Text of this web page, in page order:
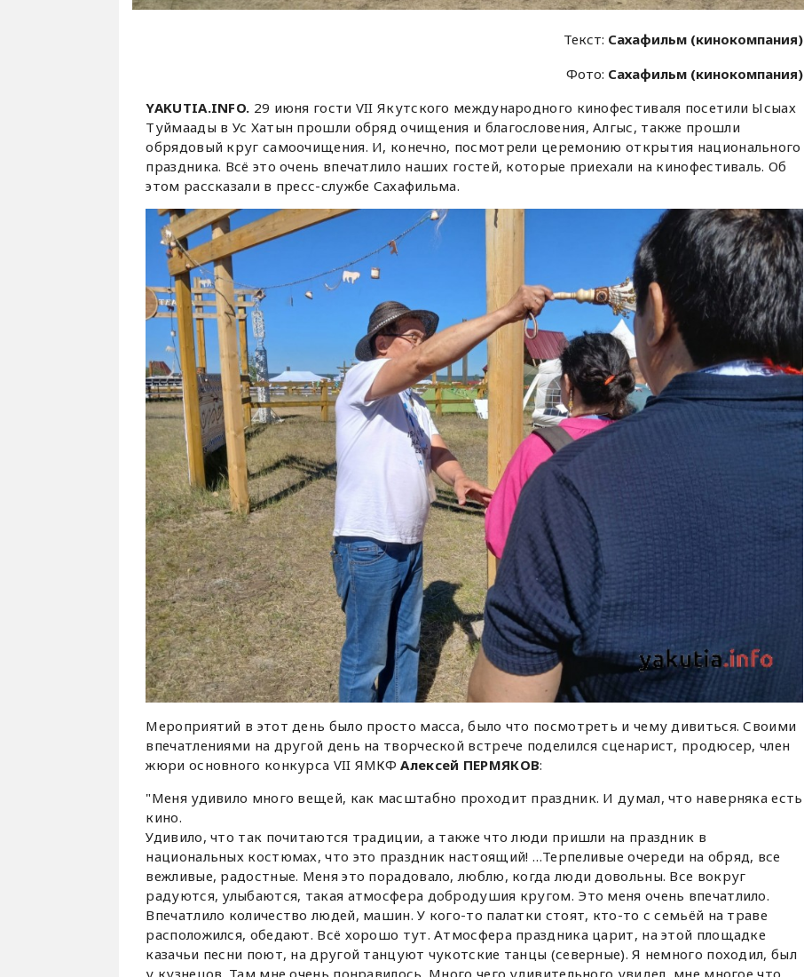
Текст: Сахафильм (кинокомпания)
Фото: Сахафильм (кинокомпания)
YAKUTIA.INFO. 29 июня гости VII Якутского международного кинофестиваля посетили Ысыах
Туймаады в Ус Хатын прошли обряд очищения и благословения, Алгыс, также прошли
обрядовый круг самоочищения. И, конечно, посмотрели церемонию открытия национального
праздника. Всё это очень впечатлило наших гостей, которые приехали на кинофестиваль. Об
этом рассказали в пресс-службе Сахафильма.
Мероприятий в этот день было просто масса, было что посмотреть и чему дивиться. Своими
впечатлениями на другой день на творческой встрече поделился сценарист, продюсер, член
жюри основного конкурса VII ЯМКФАлексей ПЕРМЯКОВ:
"Меня удивило много вещей, как масштабно проходит праздник. И думал, что наверняка есть
кино.
Удивило, что так почитаются традиции, а также что люди пришли на праздник в
национальных костюмах, что это праздник настоящий! …Терпеливые очереди на обряд, все
вежливые, радостные. Меня это порадовало, люблю, когда люди довольны. Все вокруг
радуются, улыбаются, такая атмосфера добродушия кругом. Это меня очень впечатлило.
Впечатлило количество людей, машин. У кого-то палатки стоят, кто-то с семьёй на траве
расположился, обедают. Всё хорошо тут. Атмосфера праздника царит, на этой площадке
казачьи песни поют, на другой танцуют чукотские танцы (северные). Я немного походил, был
у кузнецов. Там мне очень понравилось. Много чего удивительного увидел, мне многое что